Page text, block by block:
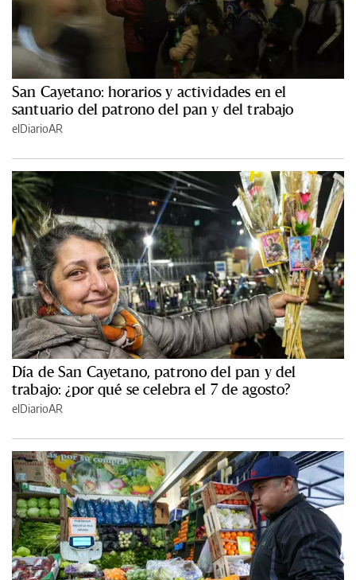
San Cayetano: horarios y actividades en el
santuario del patrono del pan y del trabajo
elDiarioAR
Día de San Cayetano, patrono del pan y del
trabajo: ¿por qué se celebra el 7 de agosto?
elDiarioAR